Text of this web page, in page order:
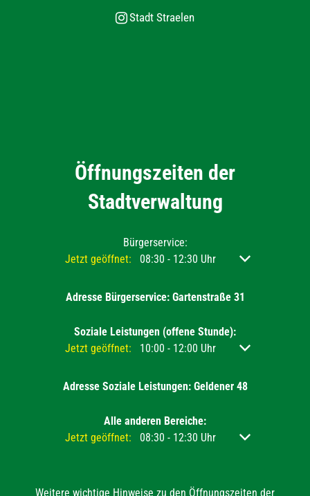
Stadt Straelen
Öffnungszeiten der
Stadtverwaltung
Bürgerservice:
Klicken, um weitere Öffnungs- oder Schließzeiten
Jetzt geöffnet: 08:30 - 12:30 Uhr Von 08:30 bis
Adresse Bürgerservice: Gartenstraße 31
Soziale Leistungen (offene Stunde):
Klicken, um weitere Öffnungs- oder Schließzeiten
Jetzt geöffnet: 10:00 - 12:00 Uhr Von 10:00 bis
Adresse Soziale Leistungen: Geldener 48
Alle anderen Bereiche:
Klicken, um weitere Öffnungs- oder Schließzeiten
Jetzt geöffnet: 08:30 - 12:30 Uhr Von 08:30 bis
Weitere wichtige Hinweise zu den Öffnungszeiten der